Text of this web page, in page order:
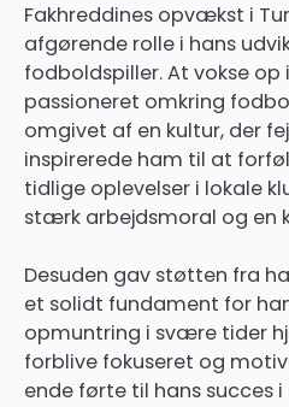
Fakhreddines opvækst i
afgørende rolle i hans
fodboldspiller. At vokse op
passioneret omkring
omgivet af en kultur, der
inspirerede ham til at
tidlige oplevelser i lokale
stærk arbejdsmoral og en
Desuden gav støtten fra
et solidt fundament for
opmuntring i svære tider
forblive fokuseret og
ende førte til hans succes